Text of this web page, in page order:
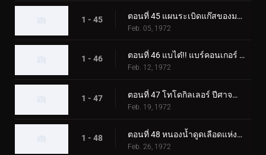
1 - 45 ตอนที่ 45 แผนระเบิดแก๊สของมอนสเตอร์ Namewhale
Feb. 05, 1972
1 - 46 ตอนที่ 46 แบไต๋!! แบร์คอนเกอร์ สัตว์ประหลาดแห่งภูเขาหิมะ
Feb. 12, 1972
1 - 47 ตอนที่ 47 โทโดกิลเลอร์ ปีศาจน้ำแข็งผู้เรียกความตาย
Feb. 19, 1972
1 - 48 ตอนที่ 48 หนองน้ำดูดเลือดแห่งฮิรูเกอริลลา
Feb. 26, 1972